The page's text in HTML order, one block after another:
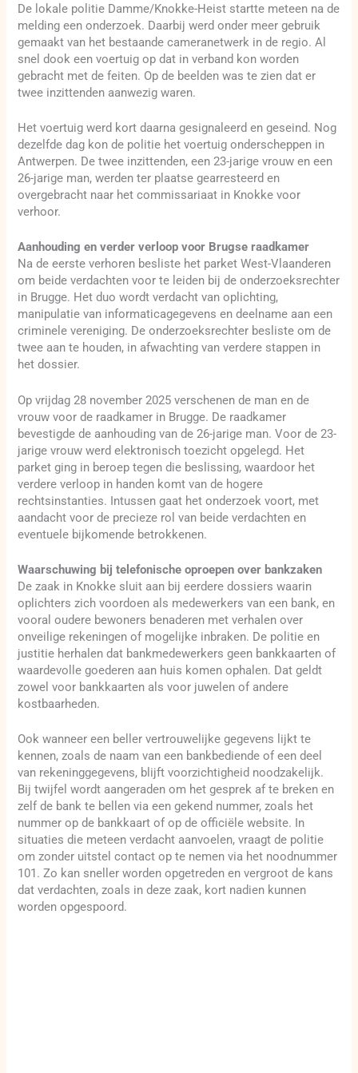
De lokale politie Damme/Knokke-Heist startte meteen na de
melding een onderzoek. Daarbij werd onder meer gebruik
gemaakt van het bestaande cameranetwerk in de regio. Al
snel dook een voertuig op dat in verband kon worden
gebracht met de feiten. Op de beelden was te zien dat er
twee inzittenden aanwezig waren.
Het voertuig werd kort daarna gesignaleerd en geseind. Nog
dezelfde dag kon de politie het voertuig onderscheppen in
Antwerpen. De twee inzittenden, een 23-jarige vrouw en een
26-jarige man, werden ter plaatse gearresteerd en
overgebracht naar het commissariaat in Knokke voor
verhoor.
Aanhouding en verder verloop voor Brugse raadkamer
Na de eerste verhoren besliste het parket West-Vlaanderen
om beide verdachten voor te leiden bij de onderzoeksrechter
in Brugge. Het duo wordt verdacht van oplichting,
manipulatie van informaticagegevens en deelname aan een
criminele vereniging. De onderzoeksrechter besliste om de
twee aan te houden, in afwachting van verdere stappen in
het dossier.
Op vrijdag 28 november 2025 verschenen de man en de
vrouw voor de raadkamer in Brugge. De raadkamer
bevestigde de aanhouding van de 26-jarige man. Voor de 23-
jarige vrouw werd elektronisch toezicht opgelegd. Het
parket ging in beroep tegen die beslissing, waardoor het
verdere verloop in handen komt van de hogere
rechtsinstanties. Intussen gaat het onderzoek voort, met
aandacht voor de precieze rol van beide verdachten en
eventuele bijkomende betrokkenen.
Waarschuwing bij telefonische oproepen over bankzaken
De zaak in Knokke sluit aan bij eerdere dossiers waarin
oplichters zich voordoen als medewerkers van een bank, en
vooral oudere bewoners benaderen met verhalen over
onveilige rekeningen of mogelijke inbraken. De politie en
justitie herhalen dat bankmedewerkers geen bankkaarten of
waardevolle goederen aan huis komen ophalen. Dat geldt
zowel voor bankkaarten als voor juwelen of andere
kostbaarheden.
Ook wanneer een beller vertrouwelijke gegevens lijkt te
kennen, zoals de naam van een bankbediende of een deel
van rekeninggegevens, blijft voorzichtigheid noodzakelijk.
Bij twijfel wordt aangeraden om het gesprek af te breken en
zelf de bank te bellen via een gekend nummer, zoals het
nummer op de bankkaart of op de officiële website. In
situaties die meteen verdacht aanvoelen, vraagt de politie
om zonder uitstel contact op te nemen via het noodnummer
101. Zo kan sneller worden opgetreden en vergroot de kans
dat verdachten, zoals in deze zaak, kort nadien kunnen
worden opgespoord.